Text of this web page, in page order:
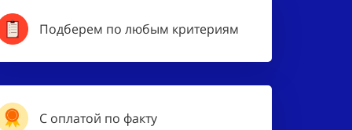
Подберем по любым критериям
С оплатой по факту